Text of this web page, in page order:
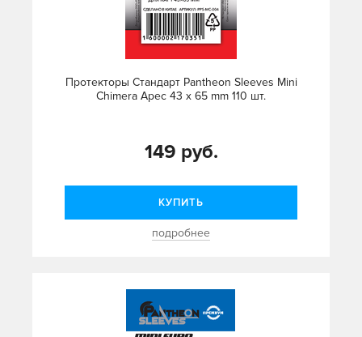
Протекторы Стандарт Pantheon Sleeves Mini
Chimera Арес 43 x 65 mm 110 шт.
149 руб.
КУПИТЬ
подробнее